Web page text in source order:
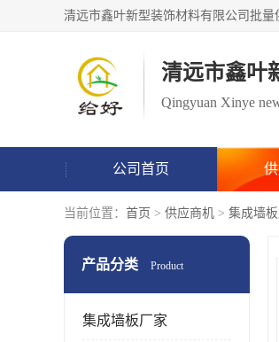
清远市鑫叶
Qingyuan Xinye
公司首页
当前位置： 首页 > 供应商机 > 集成墙
产品分类 Product
集成墙板厂家